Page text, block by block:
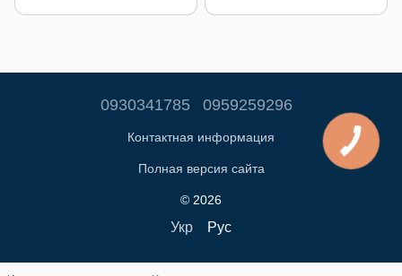
0930341785 0959259296
Контактная информация
Полная версия сайта
© 2026
Укр Рус